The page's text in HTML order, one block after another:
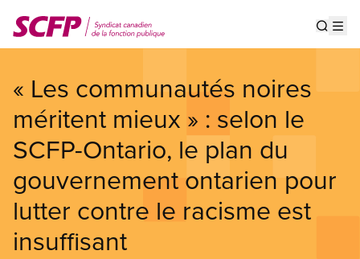
au
contenu
« Les communautés noires
méritent mieux » : selon le
SCFP-Ontario, le plan du
gouvernement ontarien pour
lutter contre le racisme est
insuffisant